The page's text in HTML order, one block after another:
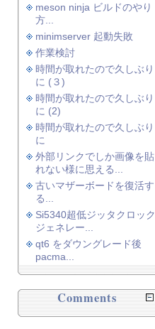
meson ninja ビルドのやり
方...
minimserver 起動失敗
作業検討
時間が取れたので久しぶり
に (３)
時間が取れたので久しぶり
に (2)
時間が取れたので久しぶり
に
外部リンクでしか画像を貼
れない様に思える...
古いマザーボードを復活す
る...
Si5340超低ジッタクロック
ジェネレー...
qt6 をダウングレード後
pacma...
Comments